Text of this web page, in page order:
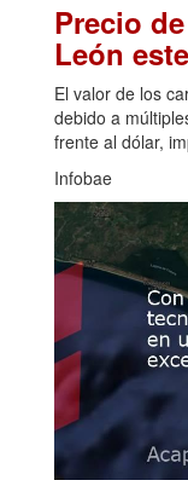
Precio
León
El valor de los
debido a
frente al dólar,
Infobae